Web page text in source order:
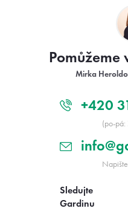
Pomůžeme
Mirka
+420
(po-
Sledujte
Gardinu